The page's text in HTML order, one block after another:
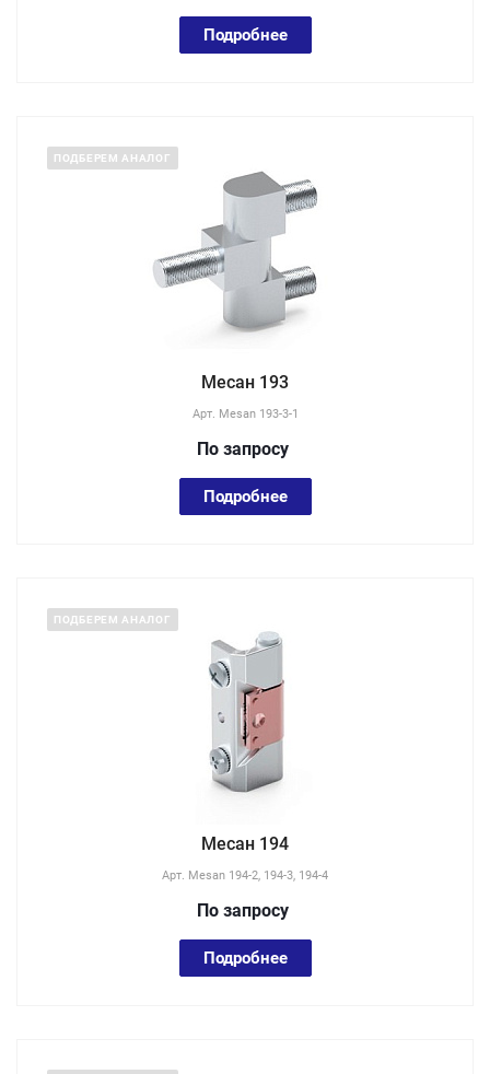
Подробнее
ПОДБЕРЕМ АНАЛОГ
Месан 193
Арт. Mesan 193-3-1
По запросу
Подробнее
ПОДБЕРЕМ АНАЛОГ
Месан 194
Арт. Mesan 194-2, 194-3, 194-4
По запросу
Подробнее